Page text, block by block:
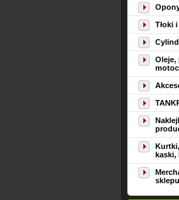
Tłoki
Oleje,
kaski,